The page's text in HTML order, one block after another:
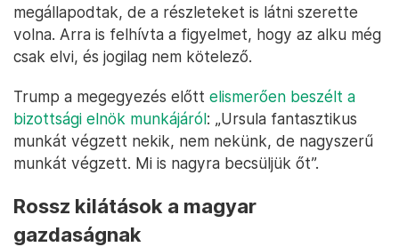
megállapodtak, de a részleteket is látni szerette
volna. Arra is felhívta a figyelmet, hogy az alku még
csak elvi, és jogilag nem kötelező.
Trump a megegyezés előtt elismerően beszélt a
bizottsági elnök munkájáról: „Ursula fantasztikus
munkát végzett nekik, nem nekünk, de nagyszerű
munkát végzett. Mi is nagyra becsüljük őt”.
Rossz kilátások a magyar
gazdaságnak